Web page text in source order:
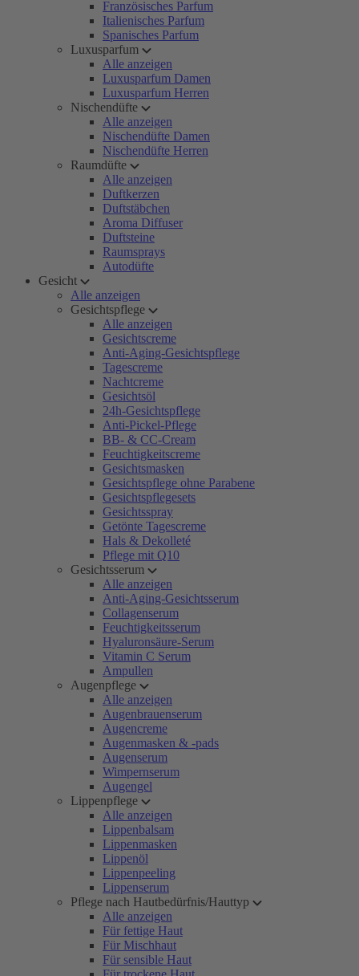
Französisches Parfum
Italienisches Parfum
Spanisches Parfum
Luxusparfum
Alle anzeigen
Luxusparfum Damen
Luxusparfum Herren
Nischendüfte
Alle anzeigen
Nischendüfte Damen
Nischendüfte Herren
Raumdüfte
Alle anzeigen
Duftkerzen
Duftstäbchen
Aroma Diffuser
Duftsteine
Raumsprays
Autodüfte
Gesicht
Alle anzeigen
Gesichtspflege
Alle anzeigen
Gesichtscreme
Anti-Aging-Gesichtspflege
Tagescreme
Nachtcreme
Gesichtsöl
24h-Gesichtspflege
Anti-Pickel-Pflege
BB- & CC-Cream
Feuchtigkeitscreme
Gesichtsmasken
Gesichtspflege ohne Parabene
Gesichtspflegesets
Gesichtsspray
Getönte Tagescreme
Hals & Dekolleté
Pflege mit Q10
Gesichtsserum
Alle anzeigen
Anti-Aging-Gesichtsserum
Collagenserum
Feuchtigkeitsserum
Hyaluronsäure-Serum
Vitamin C Serum
Ampullen
Augenpflege
Alle anzeigen
Augenbrauenserum
Augencreme
Augenmasken & -pads
Augenserum
Wimpernserum
Augengel
Lippenpflege
Alle anzeigen
Lippenbalsam
Lippenmasken
Lippenöl
Lippenpeeling
Lippenserum
Pflege nach Hautbedürfnis/Hauttyp
Alle anzeigen
Für fettige Haut
Für Mischhaut
Für sensible Haut